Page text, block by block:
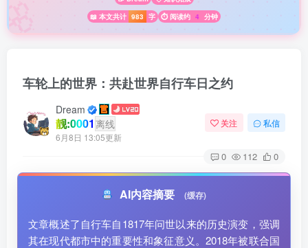
📖 本文共计 983 字 ⏱️ 阅读约 4 分钟
车轮上的世界：共赴世界自行车日之约
Dream
靓:0001 离线
6月8日 13:05更新
关注 私信
0 112 0
AI内容摘要 (缓存)
文章概述了自行车自1817年问世以来的历史演变，强调
其在现代都市中的重要性和象征意义。2018年被联合国